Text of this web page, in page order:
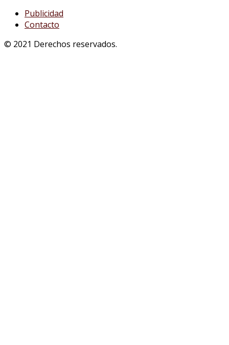
Publicidad
Contacto
© 2021 Derechos reservados.